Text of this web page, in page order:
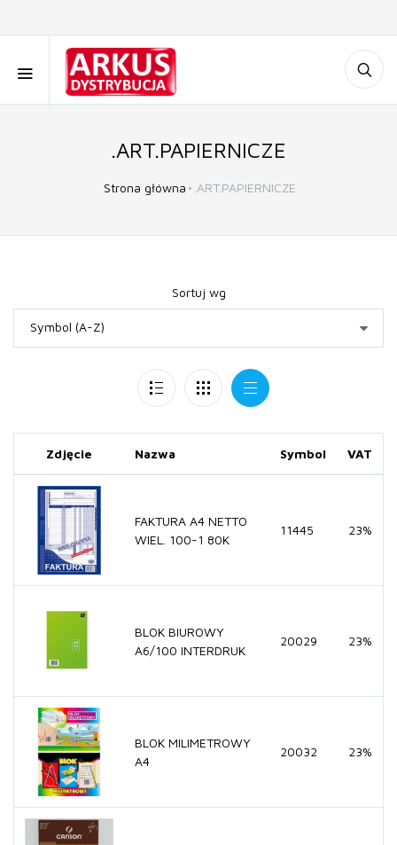
.ART.PAPIERNICZE
Strona główna .ART.PAPIERNICZE
Sortuj wg
Zdjęcie Nazwa Symbol VAT
FAKTURA A4 NETTO
WIEL. 100-1 80K
11445 23%
BLOK BIUROWY
A6/100 INTERDRUK
20029 23%
BLOK MILIMETROWY
A4
20032 23%